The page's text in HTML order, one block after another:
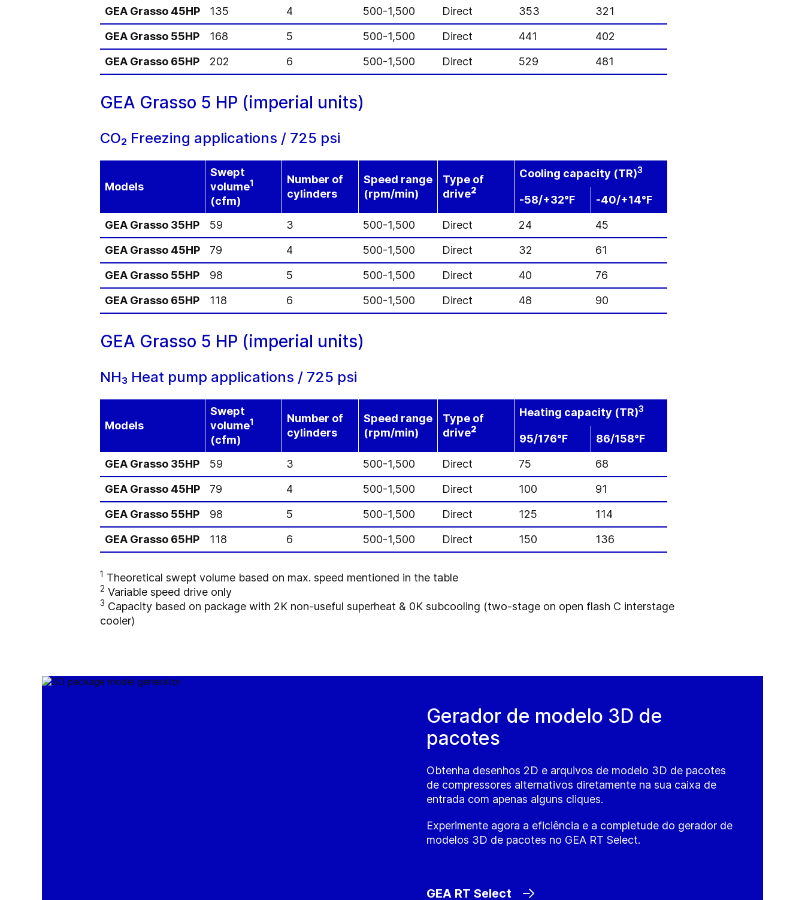
GEA Grasso 45HP
135 4 500-1,500 Direct 353
321
GEA Grasso 55HP
168 5 500-1,500 Direct 441
402
GEA Grasso 65HP
202 6 500-1,500 Direct 529 481
GEA Grasso 5 HP (imperial units)
CO₂ Freezing applications / 725 psi
Models
Swept
volume1
(cfm)
Number of
cylinders
Speed range
(rpm/min)
Type of
drive2
Cooling capacity (TR)3
-58/+32°F
-40/+14°F
GEA Grasso 35HP
59 3 500-1,500 Direct 24
45
GEA Grasso 45HP
79 4 500-1,500 Direct 32
61
GEA Grasso 55HP
98 5 500-1,500 Direct 40
76
GEA Grasso 65HP
118 6 500-1,500 Direct 48 90
GEA Grasso 5 HP (imperial units)
NH₃ Heat pump applications / 725 psi
Models
Swept
volume1
(cfm)
Number of
cylinders
Speed range
(rpm/min)
Type of
drive2
Heating capacity (TR)3
95/176°F
86/158°F
GEA Grasso 35HP
59 3 500-1,500 Direct 75
68
GEA Grasso 45HP
79 4 500-1,500 Direct 100
91
GEA Grasso 55HP
98 5 500-1,500 Direct 125
114
GEA Grasso 65HP
118 6 500-1,500 Direct 150 136
1 Theoretical swept volume based on max. speed mentioned in the table
2 Variable speed drive only
3 Capacity based on package with 2K non-useful superheat & 0K subcooling (two-stage on open flash C interstage
cooler)
Gerador de modelo 3D de
pacotes
Obtenha desenhos 2D e arquivos de modelo 3D de pacotes
de compressores alternativos diretamente na sua caixa de
entrada com apenas alguns cliques.
Experimente agora a eficiência e a completude do gerador de
modelos 3D de pacotes no GEA RT Select.
GEA RT Select